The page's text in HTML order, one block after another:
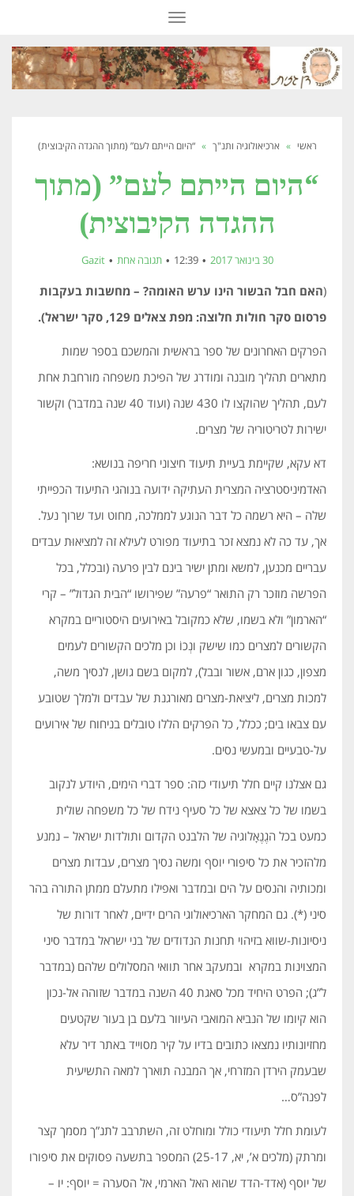
תפריט
ראשי » ארכיאולוגיה ותנ"ך » “היום הייתם לעם” (מתוך ההגדה הקיבוצית)
“היום הייתם לעם” (מתוך
ההגדה הקיבוצית)
30 בינואר 2017 12:39 תגובה אחת Gazit
(האם חבל הבשור הינו ערש האומה? – מחשבות בעקבות
פרסום סקר חולות חלוצה: מפת צאלים 129, סקר ישראל).
הפרקים האחרונים של ספר בראשית והמשכם בספר שמות
מתארים תהליך מובנה ומודרג של הפיכת משפחה מורחבת אחת
לעם, תהליך שהוקצו לו 430 שנה (ועוד 40 שנה במדבר) וקשור
ישירות לטריטוריה של מצרים.
דא עקא, שקיימת בעיית תיעוד חיצוני חריפה בנושא:
האדמיניסטרציה המצרית העתיקה ידועה בנוהגי התיעוד הכפייתי
שלה – היא רשמה כל דבר הנוגע לממלכה, מחוט ועד שרוך נעל.
אך, עד כה לא נמצא זכר בתיעוד מפורט לעילא זה למציאוּת עבדים
עבריים מכנען, למשא ומתן ישיר בינם לבין פרעה (ובכלל, בכל
הפרשה מוזכר רק התואר “פרעה” שפירושו “הבית הגדול” – קרי
“הארמון” ולא בשמו, שלא כמקובל באירועים היסטוריים במקרא
הקשורים למצרים כמו שישק ונְכוֹ וכן מלכים הקשורים לעמים
מצפון, כגון ארם, אשור ובבל), למקום בשם גושן, לנסיך משה,
למכות מצרים, ליציאת-מצרים מאורגנת של עבדים ולמלך שטובע
עם צבאו בים; ככלל, כל הפרקים הללו טובלים בניחוח של אירועים
על-טבעיים ובמעשי נסים.
גם אצלנו קיים חלל תיעודי כזה: ספר דברי הימים, היודע לנקוב
בשמו של כל צאצא של כל סעיף נידח של כל משפחה שולית
כמעט בכל הגֶנֶאָלוגיה של הלבנט הקדום ותולדות ישראל – נמנע
מלהזכיר את כל סיפורי יוסף ומשה נסיך מצרים, עבדות מצרים
ומכותיה והנסים על הים ובמדבר ואפילו מתעלם ממתן התורה בהר
סיני (*). גם המחקר הארכיאולוגי הרים ידיים, לאחר דורות של
ניסיונות-שווא בזיהוי תחנות הנדודים של בני ישראל במדבר סיני
המצוינות במקרא ובמעקב אחר תוואי המסלולים שלהם (במדבר
ל”ג); הפרט היחיד מכל סאגת 40 השנה במדבר שזוהה אל-נכון
הוא קיומו של הנביא המואבי העיוור בלעם בן בעור שקטעים
מחזיונותיו נמצאו כתובים בדיו על קיר מסוייד באתר דיר עלא
שבעמק הירדן המזרחי, אך המבנה תוארך למאה התשיעית
לפנה”ס…
לעומת חלל תיעודי כולל ומוחלט זה, השתרבב לתנ”ך מסמך קצר
ומרתק (מלכים א’, יא, 25-17) המספר בתשעה פסוקים את סיפורו
של יוסף (אדד-הדד שהוא האל הארמי, אל הסערה = יוסף: יו –